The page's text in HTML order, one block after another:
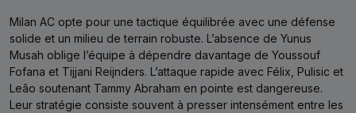
Milan AC opte pour une tactique équilibrée avec une défense
solide et un milieu de terrain robuste. L’absence de Yunus
Musah oblige l’équipe à dépendre davantage de Youssouf
Fofana et Tijjani Reijnders. L’attaque rapide avec Félix, Pulisic et
Leão soutenant Tammy Abraham en pointe est dangereuse.
Leur stratégie consiste souvent à presser intensément entre les